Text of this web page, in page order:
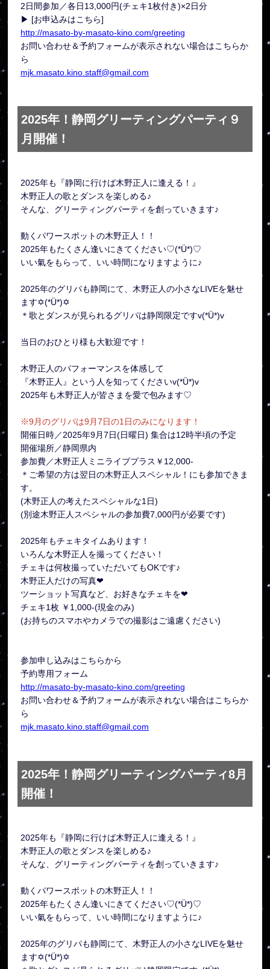
2日間参加／各日13,000円(チェキ1枚付き)×2日分
▶ [お申込みはこちら]
http://masato-by-masato-kino.com/greeting
お問い合わせ＆予約フォームが表示されない場合はこちらか
ら
mjk.masato.kino.staff@gmail.com
2025年！静岡グリーティングパーティ９
月開催！
2025年も『静岡に行けば木野正人に逢える！』
木野正人の歌とダンスを楽しめる♪
そんな、グリーティングパーティを創っていきます♪
動くパワースポットの木野正人！！
2025年もたくさん逢いにきてください♡(*Ü*)♡
いい氣をもらって、いい時間になりますように♪
2025年のグリパも静岡にて、木野正人の小さなLIVEを魅せ
ます✡(*Ü*)✡
＊歌とダンスが見られるグリパは静岡限定ですv(*Ü*)v
当日のおひとり様も大歓迎です！
木野正人のパフォーマンスを体感して
『木野正人』という人を知ってくださいv(*Ü*)v
2025年も木野正人が皆さまを愛で包みます♡
※9月のグリパは9月7日の1日のみになります！
開催日時／2025年9月7日(日曜日) 集合は12時半頃の予定
開催場所／静岡県内
参加費／木野正人ミニライブプラス￥12,000-
＊ご希望の方は翌日の木野正人スペシャル！にも参加できま
す。
(木野正人の考えたスペシャルな1日)
(別途木野正人スペシャルの参加費7,000円が必要です)
2025年もチェキタイムあります！
いろんな木野正人を撮ってください！
チェキは何枚撮っていただいてもOKです♪
木野正人だけの写真❤
ツーショット写真など、お好きなチェキを❤︎
チェキ1枚 ￥1,000-(現金のみ)
(お持ちのスマホやカメラでの撮影はご遠慮ください)
参加申し込みはこちらから
予約専用フォーム
http://masato-by-masato-kino.com/greeting
お問い合わせ＆予約フォームが表示されない場合はこちらか
ら
mjk.masato.kino.staff@gmail.com
2025年！静岡グリーティングパーティ8月
開催！
2025年も『静岡に行けば木野正人に逢える！』
木野正人の歌とダンスを楽しめる♪
そんな、グリーティングパーティを創っていきます♪
動くパワースポットの木野正人！！
2025年もたくさん逢いにきてください♡(*Ü*)♡
いい氣をもらって、いい時間になりますように♪
2025年のグリパも静岡にて、木野正人の小さなLIVEを魅せ
ます✡(*Ü*)✡